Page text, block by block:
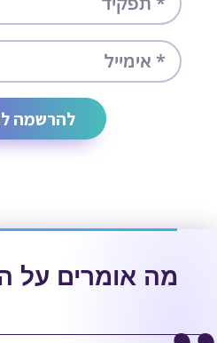
להרשמה
מה אומרים על